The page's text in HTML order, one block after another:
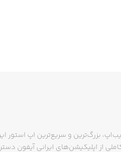
بزرگ‌ترین و سریع‌ترین اپ استور
از اپلیکیشن‌های ایرانی آیفون